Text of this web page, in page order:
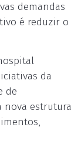
demandas
é reduzir o
da
de
nova estrutura